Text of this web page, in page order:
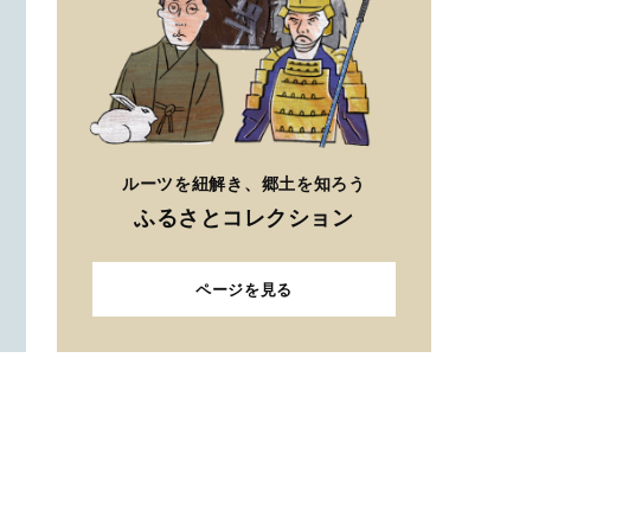
ルーツを紐解き、郷土を知ろう
ふるさとコレクション
ページを見る